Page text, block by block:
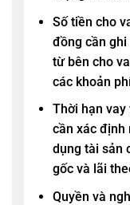
Số tiền cho
đồng cần
từ bên cho
các khoản
Thời hạn vay
cần xác định
dụng tài sản
gốc và lãi
Quyền và